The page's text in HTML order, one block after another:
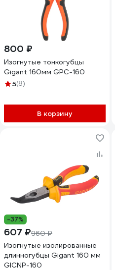
800 ₽
Изогнутые тонкогубцы
Gigant 160мм GPC-160
5(8)
В корзину
-37%
607 ₽960 ₽
Изогнутые изолированные
длинногубцы Gigant 160 мм
GICNP-160